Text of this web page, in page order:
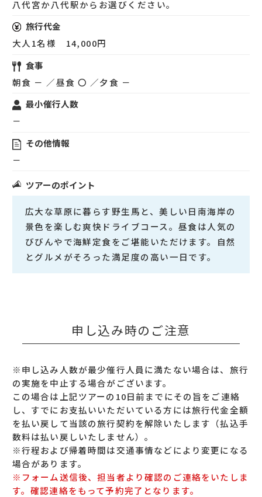
八代宮か八代駅からお選びください。
旅行代金
大人1名様 14,000円
食事
朝食 － ／昼食 〇 ／夕食 －
最小催行人数
－
その他情報
－
ツアーのポイント
広大な草原に暮らす野生馬と、美しい日南海岸の
景色を楽しむ爽快ドライブコース。昼食は人気の
びびんやで海鮮定食をご堪能いただけます。自然
とグルメがそろった満足度の高い一日です。
申し込み時のご注意
※申し込み人数が最少催行人員に満たない場合は、旅行
の実施を中止する場合がございます。
この場合は上記ツアーの10日前までにその旨をご連絡
し、すでにお支払いいただいている方には旅行代金全額
を払い戻して当該の旅行契約を解除いたします（払込手
数料は払い戻しいたしません）。
※行程および帰着時間は交通事情などにより変更になる
場合があります。
※フォーム送信後、担当者より確認のご連絡をいたしま
す。確認連絡をもって予約完了となります。